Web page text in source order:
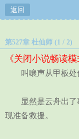
返回
第527章 杜仙师 (1 / 2)
《关闭小说畅读
叫嚷声从甲板处
显然是云舟出了
现准备救援。